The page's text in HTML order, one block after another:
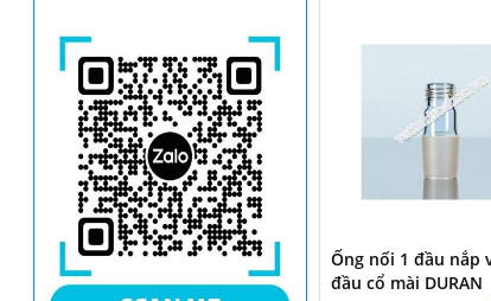
Ống nối 1 đầu nắp
đầu cổ mài DURAN